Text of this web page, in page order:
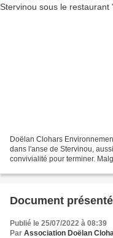
Doëlan Clohars
dans l'anse de Stervinou,
convivialité pour terminer.
Document
Publié le 25/07/2022 à 08:39
Par Association Doëlan